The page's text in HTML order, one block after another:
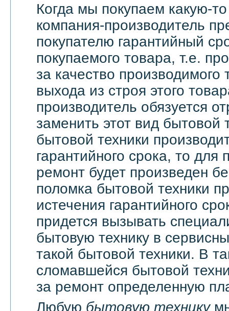
Когда мы покупаем какую-
компания-производитель
покупателю гарантийный
покупаемого товара, т.е.
за качество производимого
выхода из строя этого
производитель обязуется
заменить этот вид бытовой
бытовой техники
гарантийного срока, то для
ремонт будет произведен
поломка бытовой техники
истечения гарантийного
придется вызывать
бытовую технику в
такой бытовой техники. В
сломавшейся бытовой
за ремонт определенную
Любую бытовую технику